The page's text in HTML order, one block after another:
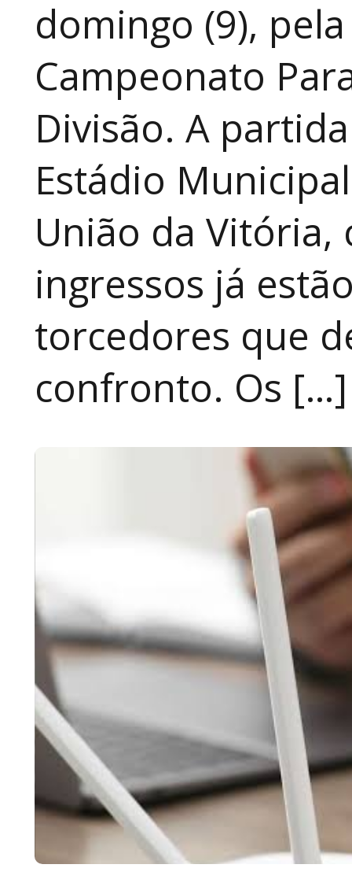
domingo (9),
Campeonato
Divisão. A
Estádio
União da Vitória,
ingressos já
torcedores que
confronto. Os […]